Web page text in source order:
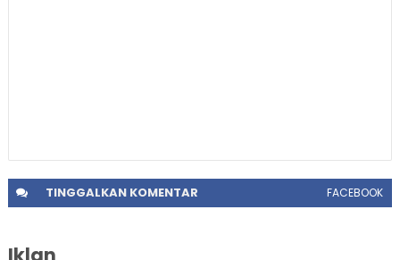
TINGGALKANKOMENTAR FACEBOOK